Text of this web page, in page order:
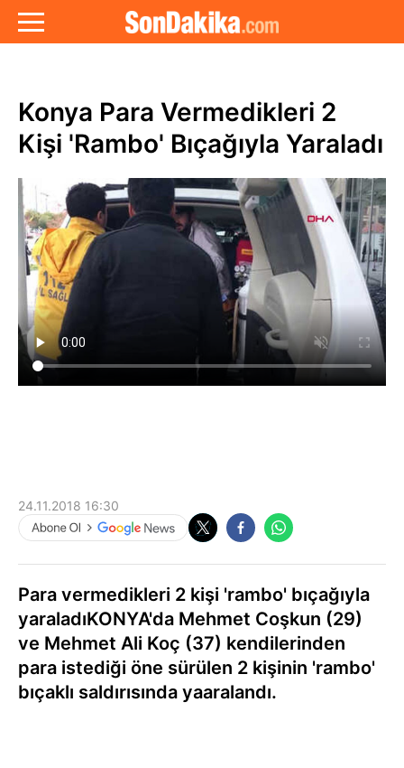
Konya Para Vermedikleri 2
Kişi 'Rambo' Bıçağıyla Yaraladı
24.11.2018 16:30
Para vermedikleri 2 kişi 'rambo' bıçağıyla
yaraladıKONYA'da Mehmet Coşkun (29)
ve Mehmet Ali Koç (37) kendilerinden
para istediği öne sürülen 2 kişinin 'rambo'
bıçaklı saldırısında yaaralandı.